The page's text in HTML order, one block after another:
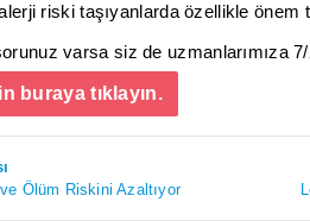
riski taşıyanlarda özellikle önem
varsa siz de uzmanlarımıza
buraya tıklayın.
Ölüm Riskini Azaltıyor